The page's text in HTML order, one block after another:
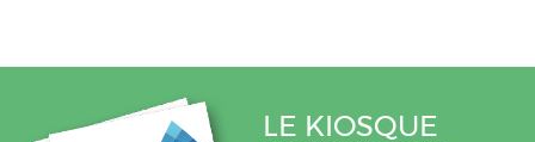
LE KIOSQUE